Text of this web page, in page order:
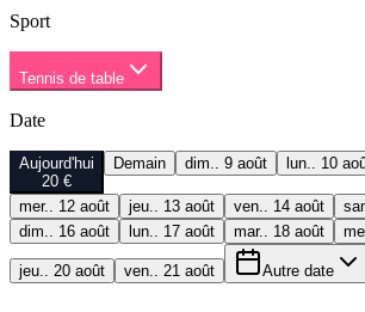
Sport
Tennis de table
Date
Aujourd'hui
20 €
Demain dim.. 9 août lun.. 10
mer.. 12 août jeu.. 13 août ven.. 14 août
dim.. 16 août
lun.. 17 août mar.. 18 août
jeu.. 20 août ven.. 21 août Autre date